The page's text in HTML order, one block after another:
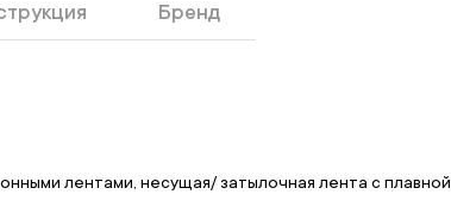
Бренд
лентами, несущая/ затылочная лента с плавной